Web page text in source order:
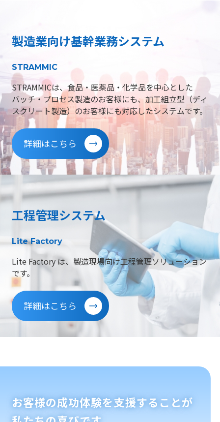
製造業向け基幹業務システム
STRAMMIC
STRAMMICは、食品・医薬品・化学品を中心とした
バッチ・プロセス製造のお客様にも、加工組立型（ディ
スクリート製造）のお客様にも対応したシステムです。
詳細はこちら
工程管理システム
Lite Factory
Lite Factory は、製造現場向け工程管理ソリューション
です。
詳細はこちら
お客様の成功体験を支援することが